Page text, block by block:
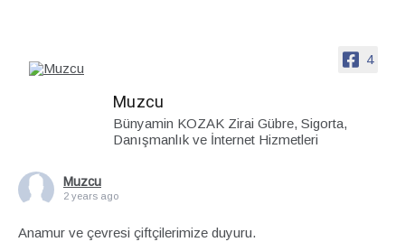
4
Muzcu
Bünyamin KOZAK Zirai Gübre, Sigorta,
Danışmanlık ve İnternet Hizmetleri
Muzcu
2 years ago
Anamur ve çevresi çiftçilerimize duyuru.